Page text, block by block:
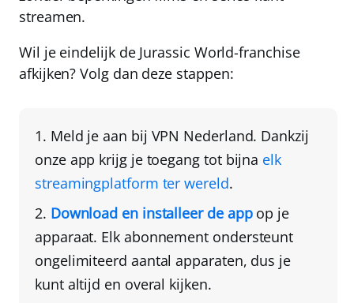
streamen.
Wil je eindelijk de Jurassic World-franchise
afkijken? Volg dan deze stappen:
Meld je aan bij VPN Nederland. Dankzij
onze app krijg je toegang tot bijna elk
streamingplatform ter wereld.
Download en installeer de appop je
apparaat. Elk abonnement ondersteunt
ongelimiteerd aantal apparaten, dus je
kunt altijd en overal kijken.